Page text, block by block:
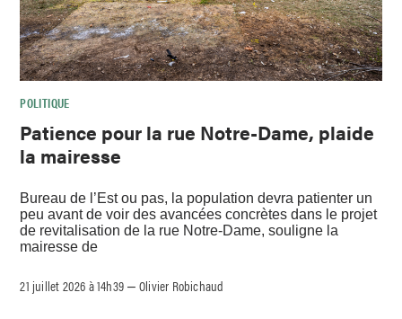
POLITIQUE
Patience pour la rue Notre-Dame, plaide
la mairesse
Bureau de l’Est ou pas, la population devra patienter un
peu avant de voir des avancées concrètes dans le projet
de revitalisation de la rue Notre-Dame, souligne la
mairesse de
21 juillet 2026 à 14h39 –Olivier Robichaud